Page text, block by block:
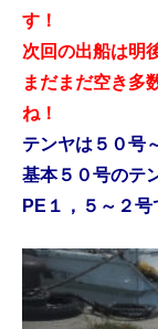
す！
次回の出船は明
まだまだ空き多
ね！
テンヤは５０号
基本５０号のテ
PE１，５～２号